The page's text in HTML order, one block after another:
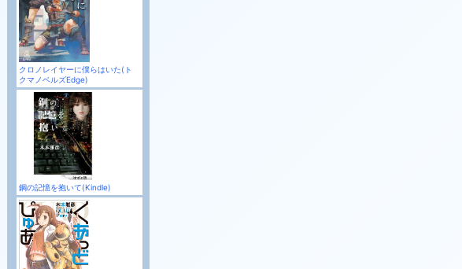
クロノレイヤーに僕らはいた(ト
クマノベルズEdge)
鋼の記憶を抱いて(Kindle)